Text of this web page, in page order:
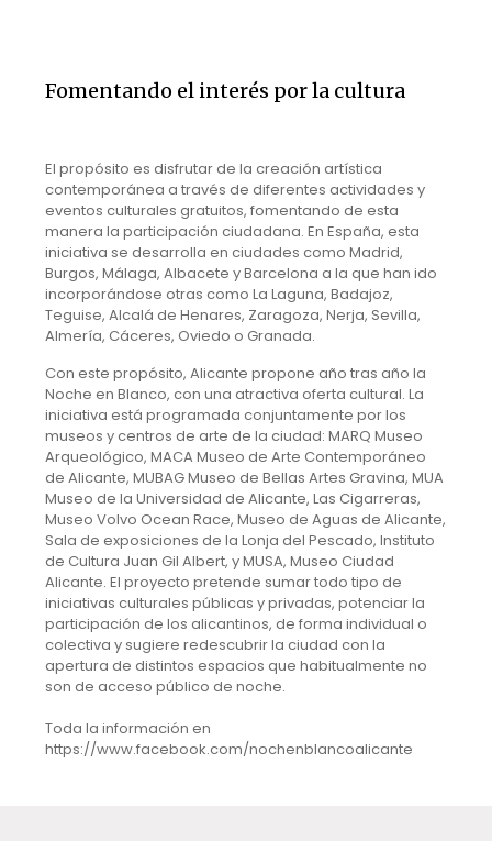
Fomentando el interés por la cultura
El propósito es disfrutar de la creación artística
contemporánea a través de diferentes actividades y
eventos culturales gratuitos, fomentando de esta
manera la participación ciudadana. En España, esta
iniciativa se desarrolla en ciudades como Madrid,
Burgos, Málaga, Albacete y Barcelona a la que han ido
incorporándose otras como La Laguna, Badajoz,
Teguise, Alcalá de Henares, Zaragoza, Nerja, Sevilla,
Almería, Cáceres, Oviedo o Granada.
Con este propósito, Alicante propone año tras año la
Noche en Blanco, con una atractiva oferta cultural. La
iniciativa está programada conjuntamente por los
museos y centros de arte de la ciudad: MARQ Museo
Arqueológico, MACA Museo de Arte Contemporáneo
de Alicante, MUBAG Museo de Bellas Artes Gravina, MUA
Museo de la Universidad de Alicante, Las Cigarreras,
Museo Volvo Ocean Race, Museo de Aguas de Alicante,
Sala de exposiciones de la Lonja del Pescado, Instituto
de Cultura Juan Gil Albert, y MUSA, Museo Ciudad
Alicante. El proyecto pretende sumar todo tipo de
iniciativas culturales públicas y privadas, potenciar la
participación de los alicantinos, de forma individual o
colectiva y sugiere redescubrir la ciudad con la
apertura de distintos espacios que habitualmente no
son de acceso público de noche.
Toda la información en
https://www.facebook.com/nochenblancoalicante